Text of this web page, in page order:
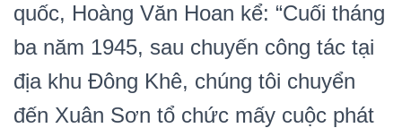
quốc, Hoàng Văn Hoan kể: “Cuối tháng
ba năm 1945, sau chuyến công tác tại
địa khu Đông Khê, chúng tôi chuyển
đến Xuân Sơn tổ chức mấy cuộc phát